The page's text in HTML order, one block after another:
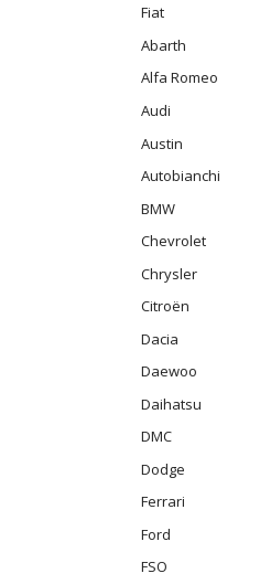
Fiat
Abarth
Alfa Romeo
Audi
Austin
Autobianchi
BMW
Chevrolet
Chrysler
Citroën
Dacia
Daewoo
Daihatsu
DMC
Dodge
Ferrari
Ford
FSO